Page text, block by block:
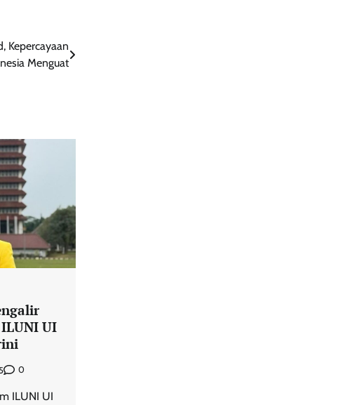
Kepercayaan
Menguat
UI
0
ILUNI UI